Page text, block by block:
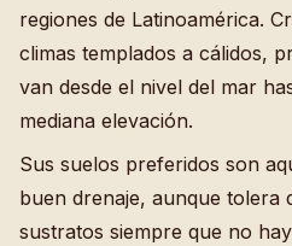
regiones de Latinoamérica.
climas templados a cálidos,
van desde el nivel del mar
mediana elevación.
Sus suelos preferidos son
buen drenaje, aunque tolera
sustratos siempre que no